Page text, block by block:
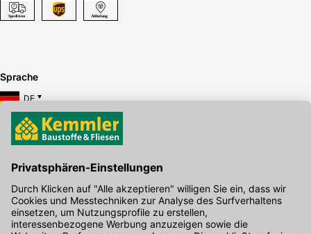
Sprache
DE
Hier gibt's die kostenlose App